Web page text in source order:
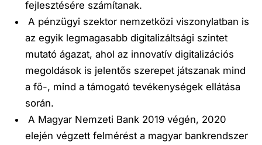
fejlesztésére számítanak.
A pénzügyi szektor nemzetközi viszonylatban is
az egyik legmagasabb digitalizáltsági szintet
mutató ágazat, ahol az innovatív digitalizációs
megoldások is jelentős szerepet játszanak mind
a fő-, mind a támogató tevékenységek ellátása
során.
A Magyar Nemzeti Bank 2019 végén, 2020
elején végzett felmérést a magyar bankrendszer